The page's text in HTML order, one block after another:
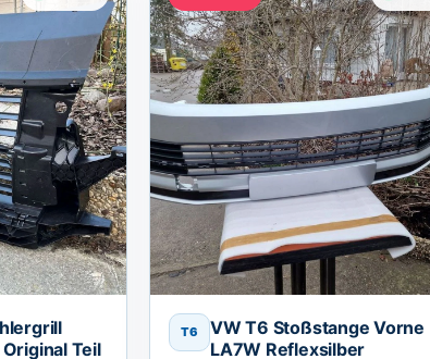
Teil
T6
VW T6 Stoßstange Vorne
LA7W Reflexsilber